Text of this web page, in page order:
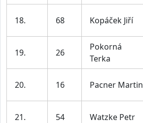
18. 68 Kopáček Jiří
19. 26
Pokorná
Terka
20. 16 Pacner Martin
21. 54 Watzke Petr